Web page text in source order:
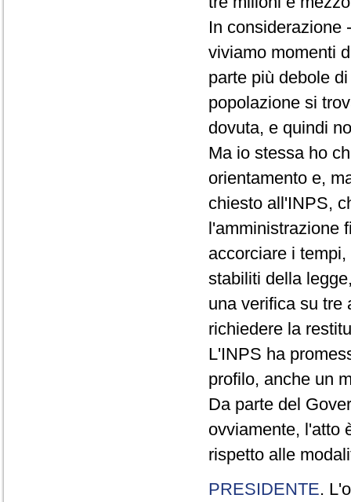
In considerazione
viviamo momenti
parte più debole
popolazione si
dovuta, e quindi
Ma io stessa ho
orientamento e,
chiesto all'INPS,
l'amministrazione
accorciare i
stabiliti della
una verifica su tre
richiedere la
L'INPS ha
profilo, anche un
Da parte del
ovviamente, l'atto
rispetto alle
PRESIDENTE.